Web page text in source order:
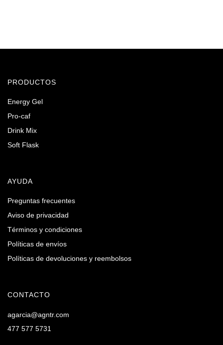
PRODUCTOS
Energy Gel
Pro-caf
Drink Mix
Soft Flask
AYUDA
Preguntas frecuentes
Aviso de privacidad
Términos y condiciones
Políticas de envíos
Políticas de devoluciones y reembolsos
CONTACTO
agarcia@agntr.com
477 577 5731